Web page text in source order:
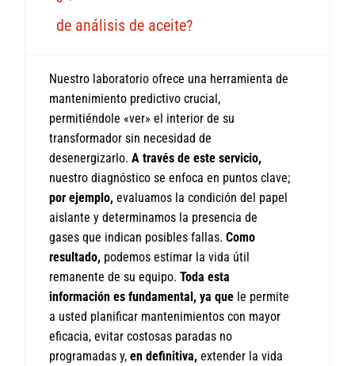
de análisis de aceite?
Nuestro laboratorio ofrece una herramienta de
mantenimiento predictivo crucial,
permitiéndole «ver» el interior de su
transformador sin necesidad de
desenergizarlo. A través de este servicio,
nuestro diagnóstico se enfoca en puntos clave;
por ejemplo, evaluamos la condición del papel
aislante y determinamos la presencia de
gases que indican posibles fallas. Como
resultado, podemos estimar la vida útil
remanente de su equipo. Toda esta
información es fundamental, ya que le permite
a usted planificar mantenimientos con mayor
eficacia, evitar costosas paradas no
programadas y, en definitiva, extender la vida